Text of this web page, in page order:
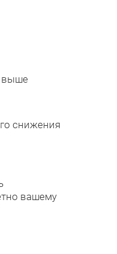
выше
снижения
вашему